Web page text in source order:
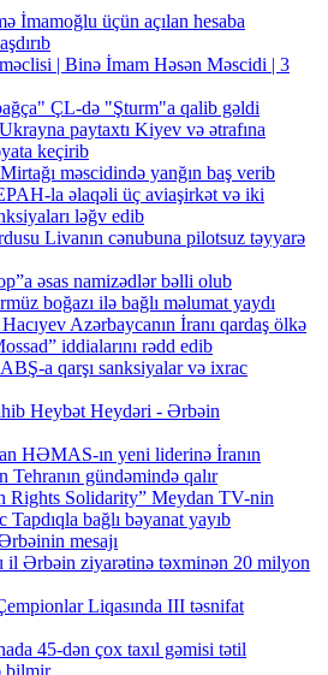
İmamoğlu üçün açılan hesaba
| Binə İmam Həsən Məscidi | 3
ÇL-də "Şturm"a qalib gəldi
paytaxtı Kiyev və ətrafına
keçirib
məscidində yanğın baş verib
la əlaqəli üç aviaşirkət və iki
ləğv edib
Livanın cənubuna pilotsuz təyyarə
əsas namizədlər bəlli olub
boğazı ilə bağlı məlumat yaydı
Azərbaycanın İranı qardaş ölkə
iddialarını rədd edib
a qarşı sanksiyalar və ixrac
Heybət Heydəri - Ərbəin
HƏMAS-ın yeni liderinə İranın
Tehranın gündəmində qalır
Rights Solidarity” Meydan TV-nin
bağlı bəyanat yayıb
mesajı
il Ərbəin ziyarətinə təxminən 20 milyon
Liqasında III təsnifat
45-dən çox taxıl gəmisi tətil